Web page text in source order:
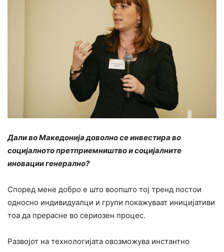
Дали во Македонија доволно се инвестира во
социјалното претприемништво и социјалните
иновации генерално?
Според мене добро е што воопшто тој тренд постои
односно индивидуалци и групи покажуваат иницијативи
тоа да прерасне во сериозен процес.
Развојот на технологијата овозможува инстантно